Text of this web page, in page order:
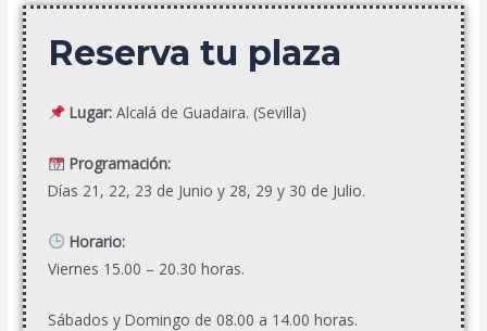
Reserva tu plaza
Lugar: Alcalá de Guadaira. (Sevilla)
Programación:
Días 21, 22, 23 de Junio y 28, 29 y 30 de Julio.
Horario:
Viernes 15.00 – 20.30 horas.
Sábados y Domingo de 08.00 a 14.00 horas.